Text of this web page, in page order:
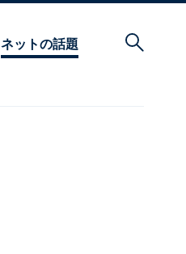
ネットの話題